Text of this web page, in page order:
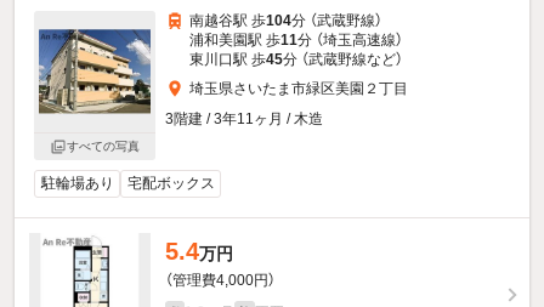
すべての写真
南越谷駅 歩104分 （武蔵野線）
浦和美園駅 歩11分 （埼玉高速線）
東川口駅 歩45分 （武蔵野線など）
埼玉県さいたま市緑区美園２丁目
3階建 / 3年11ヶ月 / 木造
駐輪場あり 宅配ボックス
5.4万円
（管理費4,000円）